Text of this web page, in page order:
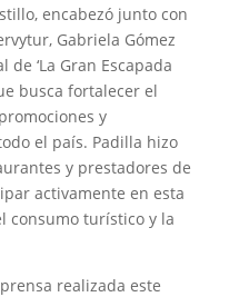
encabezó junto con
Gabriela Gómez
‘La Gran Escapada
busca fortalecer el
y
el país. Padilla hizo
y prestadores de
activamente en esta
consumo turístico y la
realizada este